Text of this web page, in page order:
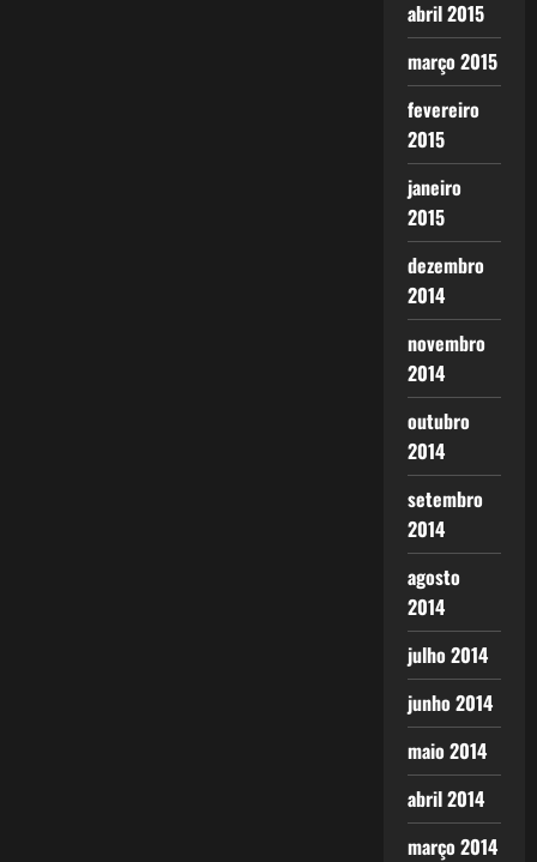
abril 2015
março 2015
fevereiro
2015
janeiro
2015
dezembro
2014
novembro
2014
outubro
2014
setembro
2014
agosto
2014
julho 2014
junho 2014
maio 2014
abril 2014
março 2014